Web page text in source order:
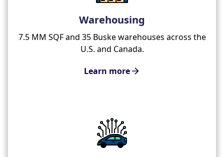
Warehousing
7.5 MM SQF and 35 Buske warehouses across the
U.S. and Canada.
Learn more